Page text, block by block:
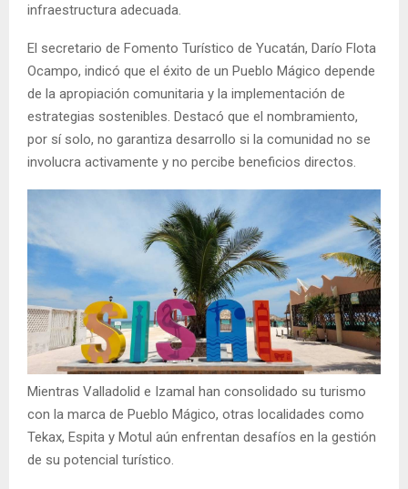
infraestructura adecuada.
El secretario de Fomento Turístico de Yucatán, Darío Flota
Ocampo, indicó que el éxito de un Pueblo Mágico depende
de la apropiación comunitaria y la implementación de
estrategias sostenibles. Destacó que el nombramiento,
por sí solo, no garantiza desarrollo si la comunidad no se
involucra activamente y no percibe beneficios directos.
Mientras Valladolid e Izamal han consolidado su turismo
con la marca de Pueblo Mágico, otras localidades como
Tekax, Espita y Motul aún enfrentan desafíos en la gestión
de su potencial turístico.